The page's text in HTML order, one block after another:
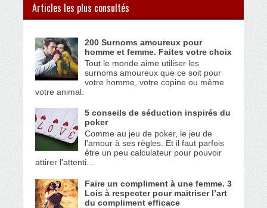
Articles les plus consultés
200 Surnoms amoureux pour
homme et femme. Faites votre choix
Tout le monde aime utiliser les
surnoms amoureux que ce soit pour
votre homme, votre copine ou même
votre animal.
5 conseils de séduction inspirés du
poker
Comme au jeu de poker, le jeu de
l'amour à ses règles. Et il faut parfois
être un peu calculateur pour pouvoir
attirer l'attenti...
Faire un compliment à une femme. 3
Lois à respecter pour maitriser l’art
du compliment efficace